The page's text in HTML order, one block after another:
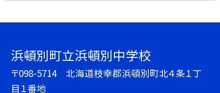
浜頓別町立浜頓別中学校
〒098-5714 北海道枝幸郡浜頓別町北４条１丁
目１番地